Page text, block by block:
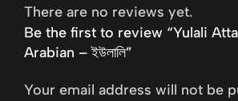
There are no reviews yet.
Be the first to review “Yulali
Arabian – ইউলালি”
Your email address will not be